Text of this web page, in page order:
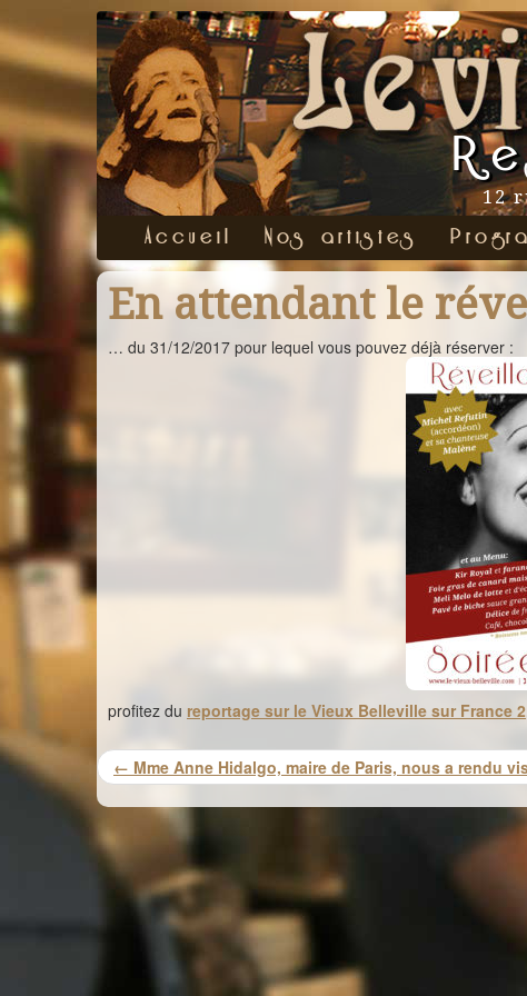
12
Accueil Nos artistes
En attendant le
… du 31/12/2017 pour lequel vous pouvez déjà réserver :
profitez du reportage sur le Vieux Belleville sur France 2
← Mme Anne Hidalgo, maire de Paris, nous a rendu